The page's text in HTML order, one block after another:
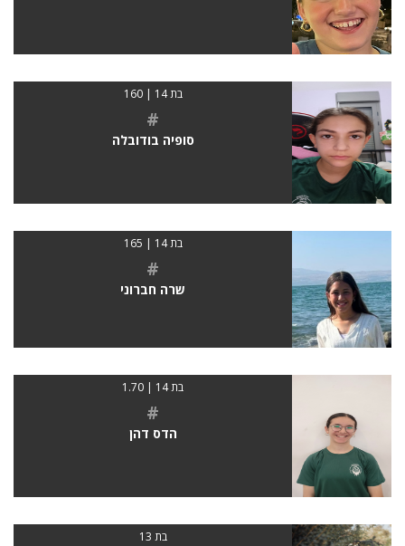
בת 14 | 160
#
סופיה בודובלה
בת 14 | 165
#
שרה חברוני
בת 14 | 1.70
#
הדס דהן
בת 13